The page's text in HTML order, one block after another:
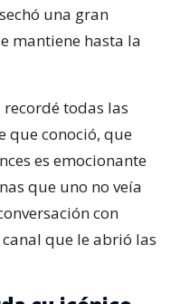
una gran
mantiene hasta la
recordé todas las
que conoció, que
es emocionante
que uno no veía
con
que le abrió las